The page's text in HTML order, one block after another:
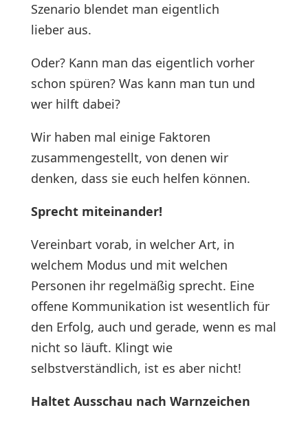
Szenario blendet man eigentlich
lieber aus.
Oder? Kann man das eigentlich vorher
schon spüren? Was kann man tun und
wer hilft dabei?
Wir haben mal einige Faktoren
zusammengestellt, von denen wir
denken, dass sie euch helfen können.
Sprecht miteinander!
Vereinbart vorab, in welcher Art, in
welchem Modus und mit welchen
Personen ihr regelmäßig sprecht. Eine
offene Kommunikation ist wesentlich für
den Erfolg, auch und gerade, wenn es mal
nicht so läuft. Klingt wie
selbstverständlich, ist es aber nicht!
Haltet Ausschau nach Warnzeichen